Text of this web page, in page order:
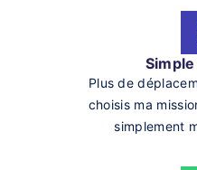
Plus de
choisis ma
simplement